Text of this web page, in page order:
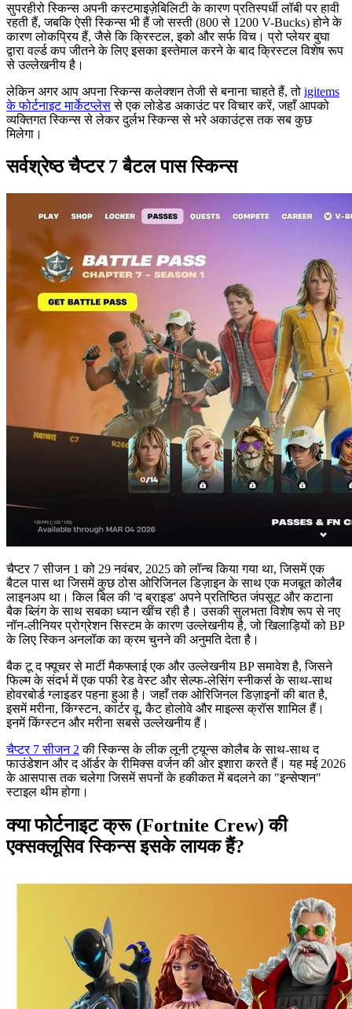
सुपरहीरो स्किन्स अपनी कस्टमाइज़ेबिलिटी के कारण प्रतिस्पर्धी लॉबी पर हावी
रहती हैं, जबकि ऐसी स्किन्स भी हैं जो सस्ती (800 से 1200 V-Bucks) होने के
कारण लोकप्रिय हैं, जैसे कि क्रिस्टल, इको और सर्फ विच। प्रो प्लेयर बुघा
द्वारा वर्ल्ड कप जीतने के लिए इसका इस्तेमाल करने के बाद क्रिस्टल विशेष रूप
से उल्लेखनीय है।
लेकिन अगर आप अपना स्किन्स कलेक्शन तेजी से बनाना चाहते हैं, तो igitems
के फोर्टनाइट मार्केटप्लेससे एक लोडेड अकाउंट पर विचार करें, जहाँ आपको
व्यक्तिगत स्किन्स से लेकर दुर्लभ स्किन्स से भरे अकाउंट्स तक सब कुछ
मिलेगा।
सर्वश्रेष्ठ चैप्टर 7 बैटल पास स्किन्स
चैप्टर 7 सीजन 1 को 29 नवंबर, 2025 को लॉन्च किया गया था, जिसमें एक
बैटल पास था जिसमें कुछ ठोस ओरिजिनल डिज़ाइन के साथ एक मजबूत कोलैब
लाइनअप था। किल बिल की 'द ब्राइड' अपने प्रतिष्ठित जंपसूट और कटाना
बैक ब्लिंग के साथ सबका ध्यान खींच रही है। उसकी सुलभता विशेष रूप से नए
नॉन-लीनियर प्रोग्रेशन सिस्टम के कारण उल्लेखनीय है, जो खिलाड़ियों को BP
के लिए स्किन अनलॉक का क्रम चुनने की अनुमति देता है।
बैक टू द फ्यूचर से मार्टी मैकफ्लाई एक और उल्लेखनीय BP समावेश है, जिसने
फिल्म के संदर्भ में एक पफी रेड वेस्ट और सेल्फ-लेसिंग स्नीकर्स के साथ-साथ
होवरबोर्ड ग्लाइडर पहना हुआ है। जहाँ तक ओरिजिनल डिज़ाइनों की बात है,
इसमें मरीना, किंग्स्टन, कार्टर वू, कैट होलोवे और माइल्स क्रॉस शामिल हैं।
इनमें किंग्स्टन और मरीना सबसे उल्लेखनीय हैं।
चैप्टर 7 सीजन 2 की स्किन्स के लीक लूनी ट्यून्स कोलैब के साथ-साथ द
फाउंडेशन और द ऑर्डर के रीमिक्स वर्जन की ओर इशारा करते हैं। यह मई 2026
के आसपास तक चलेगा जिसमें सपनों के हकीकत में बदलने का "इन्सेप्शन"
स्टाइल थीम होगा।
क्या फोर्टनाइट क्रू (Fortnite Crew) की
एक्सक्लूसिव स्किन्स इसके लायक हैं?